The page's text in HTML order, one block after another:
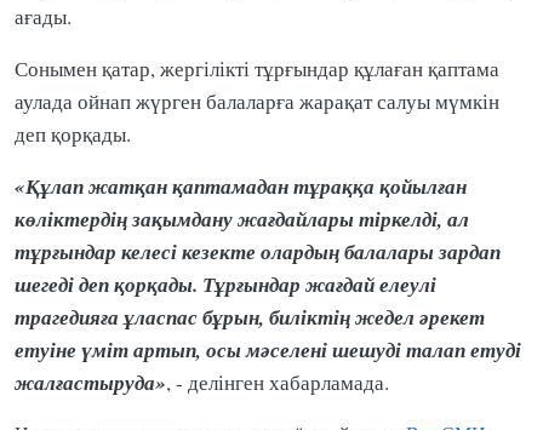
ағады.
Сонымен қатар, жергілікті тұрғындар құлаған қаптама
аулада ойнап жүрген балаларға жарақат салуы мүмкін
деп қорқады.
«Құлап жатқан қаптамадан тұраққа қойылған
көліктердің зақымдану жағдайлары тіркелді, ал
тұрғындар келесі кезекте олардың балалары зардап
шегеді деп қорқады. Тұрғындар жағдай елеулі
трагедияға ұласпас бұрын, биліктің жедел әрекет
етуіне үміт артып, осы мәселені шешуді талап етуді
жалғастыруда», - делінген хабарламада.